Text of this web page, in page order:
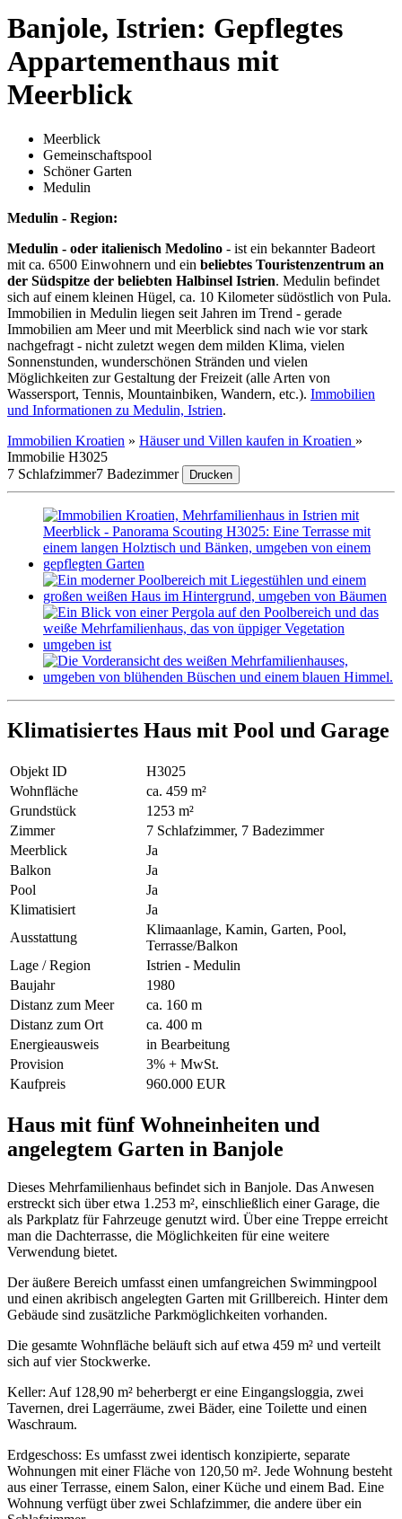
Banjole, Istrien: Gepflegtes
Appartementhaus mit
Meerblick
Meerblick
Gemeinschaftspool
Schöner Garten
Medulin
Medulin - Region:
Medulin - oder italienisch Medolino - ist ein bekannter Badeort
mit ca. 6500 Einwohnern und ein beliebtes Touristenzentrum an
der Südspitze der beliebten Halbinsel Istrien. Medulin befindet
sich auf einem kleinen Hügel, ca. 10 Kilometer südöstlich von Pula.
Immobilien in Medulin liegen seit Jahren im Trend - gerade
Immobilien am Meer und mit Meerblick sind nach wie vor stark
nachgefragt - nicht zuletzt wegen dem milden Klima, vielen
Sonnenstunden, wunderschönen Stränden und vielen
Möglichkeiten zur Gestaltung der Freizeit (alle Arten von
Wassersport, Tennis, Mountainbiken, Wandern, etc.). Immobilien
und Informationen zu Medulin, Istrien.
Immobilien Kroatien » Häuser und Villen kaufen in Kroatien »
Immobilie H3025
7 Schlafzimmer7 Badezimmer Drucken
Klimatisiertes Haus mit Pool und Garage
Objekt ID
H3025
Wohnfläche
ca. 459 m²
Grundstück
1253 m²
Zimmer
7 Schlafzimmer, 7 Badezimmer
Meerblick
Ja
Balkon
Ja
Pool
Ja
Klimatisiert
Ja
Ausstattung
Klimaanlage, Kamin, Garten, Pool,
Terrasse/Balkon
Lage / Region
Istrien - Medulin
Baujahr
1980
Distanz zum Meer
ca. 160 m
Distanz zum Ort
ca. 400 m
Energieausweis
in Bearbeitung
Provision
3% + MwSt.
Kaufpreis
960.000 EUR
Haus mit fünf Wohneinheiten und
angelegtem Garten in Banjole
Dieses Mehrfamilienhaus befindet sich in Banjole. Das Anwesen
erstreckt sich über etwa 1.253 m², einschließlich einer Garage, die
als Parkplatz für Fahrzeuge genutzt wird. Über eine Treppe erreicht
man die Dachterrasse, die Möglichkeiten für eine weitere
Verwendung bietet.
Der äußere Bereich umfasst einen umfangreichen Swimmingpool
und einen akribisch angelegten Garten mit Grillbereich. Hinter dem
Gebäude sind zusätzliche Parkmöglichkeiten vorhanden.
Die gesamte Wohnfläche beläuft sich auf etwa 459 m² und verteilt
sich auf vier Stockwerke.
Keller: Auf 128,90 m² beherbergt er eine Eingangsloggia, zwei
Tavernen, drei Lagerräume, zwei Bäder, eine Toilette und einen
Waschraum.
Erdgeschoss: Es umfasst zwei identisch konzipierte, separate
Wohnungen mit einer Fläche von 120,50 m². Jede Wohnung besteht
aus einer Terrasse, einem Salon, einer Küche und einem Bad. Eine
Wohnung verfügt über zwei Schlafzimmer, die andere über ein